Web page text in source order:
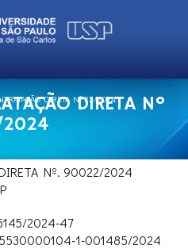
DIRETA Nº 22/2024
DIRETA Nº
Nº. 90022/2024
2024-47
1-001485/2024